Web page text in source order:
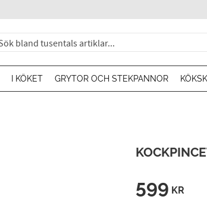
I KÖKET GRYTOR OCH STEKPANNOR
599 KR